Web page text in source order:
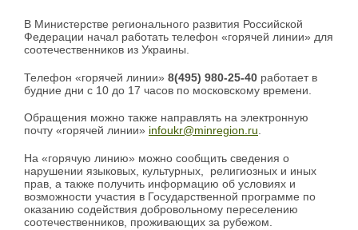
В Министерстве регионального развития Российской
Федерации начал работать телефон «горячей линии» для
соотечественников из Украины.
Телефон «горячей линии» 8(495) 980-25-40 работает в
будние дни с 10 до 17 часов по московскому времени.
Обращения можно также направлять на электронную
почту «горячей линии» infoukr@minregion.ru.
На «горячую линию» можно сообщить сведения о
нарушении языковых, культурных, религиозных и иных
прав, а также получить информацию об условиях и
возможности участия в Государственной программе по
оказанию содействия добровольному переселению
соотечественников, проживающих за рубежом.